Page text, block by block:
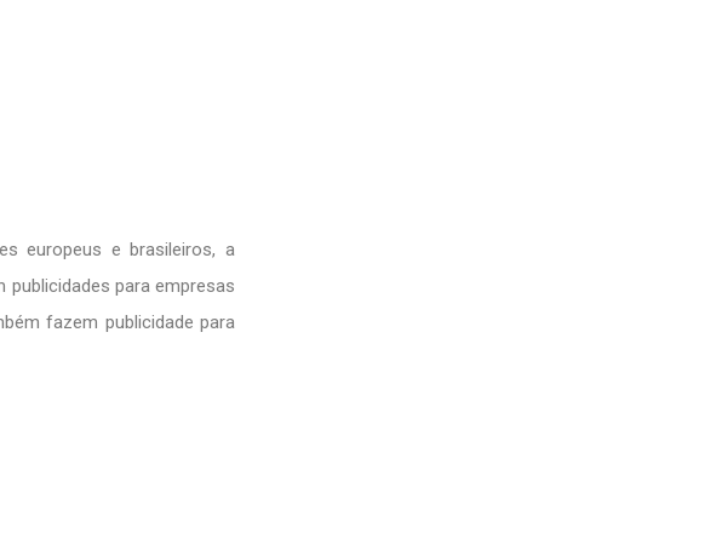
europeus e brasileiros, a
para empresas
fazem publicidade para